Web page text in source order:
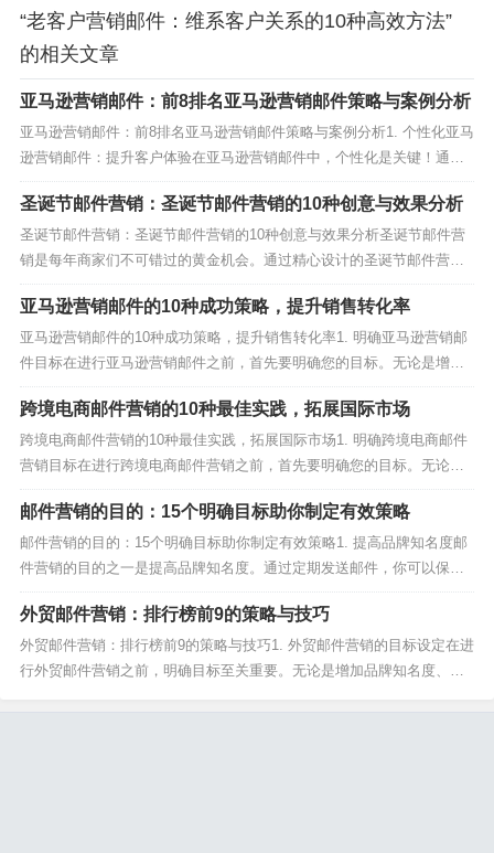
“老客户营销邮件：维系客户关系的10种高效方法”
的相关文章
亚马逊营销邮件：前8排名亚马逊营销邮件策略与案例分析
亚马逊营销邮件：前8排名亚马逊营销邮件策略与案例分析1. 个性化亚马
逊营销邮件：提升客户体验在亚马逊营销邮件中，个性化是关键！通过
MailBing/https://www.mailbing.com/，你可以轻松创建个性化的亚马逊
营销邮件，让客户感受到独特的关怀。这种亚马逊营销邮件不仅能提升
客户体验，...
圣诞节邮件营销：圣诞节邮件营销的10种创意与效果分析
圣诞节邮件营销：圣诞节邮件营销的10种创意与效果分析圣诞节邮件营
销是每年商家们不可错过的黄金机会。通过精心设计的圣诞节邮件营销
策略，不仅可以提升品牌知名度，还能大幅增加销售额。本文将为您介
绍10种创意十足的圣诞节邮件营销策略，并分析其效果。1. 圣诞节邮件
营销主题设计首先，圣诞节邮件营销的主题设计至...
亚马逊营销邮件的10种成功策略，提升销售转化率
亚马逊营销邮件的10种成功策略，提升销售转化率1. 明确亚马逊营销邮
件目标在进行亚马逊营销邮件之前，首先要明确您的目标。无论是增加
销售额、提升品牌知名度还是获取潜在客户，明确的目标将帮助您制定
更有效的营销策略。2. 构建高质量的亚马逊营销邮件列表一个高质量的
亚马逊营销邮件列表是成功的关键。确保您的邮...
跨境电商邮件营销的10种最佳实践，拓展国际市场
跨境电商邮件营销的10种最佳实践，拓展国际市场1. 明确跨境电商邮件
营销目标在进行跨境电商邮件营销之前，首先要明确您的目标。无论是
增加销售额、提升品牌知名度还是获取潜在客户，明确的目标将帮助您
制定更有效的营销策略。2. 构建高质量的跨境电商邮件营销列表一个高
质量的跨境电商邮件营销列表是成功的关键。确...
邮件营销的目的：15个明确目标助你制定有效策略
邮件营销的目的：15个明确目标助你制定有效策略1. 提高品牌知名度邮
件营销的目的之一是提高品牌知名度。通过定期发送邮件，你可以保持
与客户的持续沟通，提高品牌的曝光率和认知度。2. 增加网站流量邮件
营销的目的之二是增加网站流量。通过在邮件中添加链接，你可以引导
客户访问你的网站，提高网站的流量和访问量。...
外贸邮件营销：排行榜前9的策略与技巧
外贸邮件营销：排行榜前9的策略与技巧1. 外贸邮件营销的目标设定在进
行外贸邮件营销之前，明确目标至关重要。无论是增加品牌知名度、提